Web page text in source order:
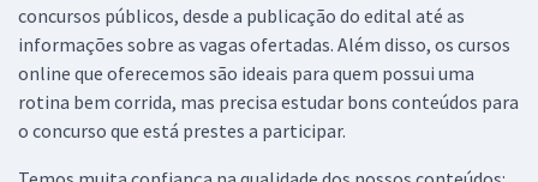
concursos públicos, desde a publicação do edital até as
informações sobre as vagas ofertadas. Além disso, os cursos
online que oferecemos são ideais para quem possui uma
rotina bem corrida, mas precisa estudar bons conteúdos para
o concurso que está prestes a participar.